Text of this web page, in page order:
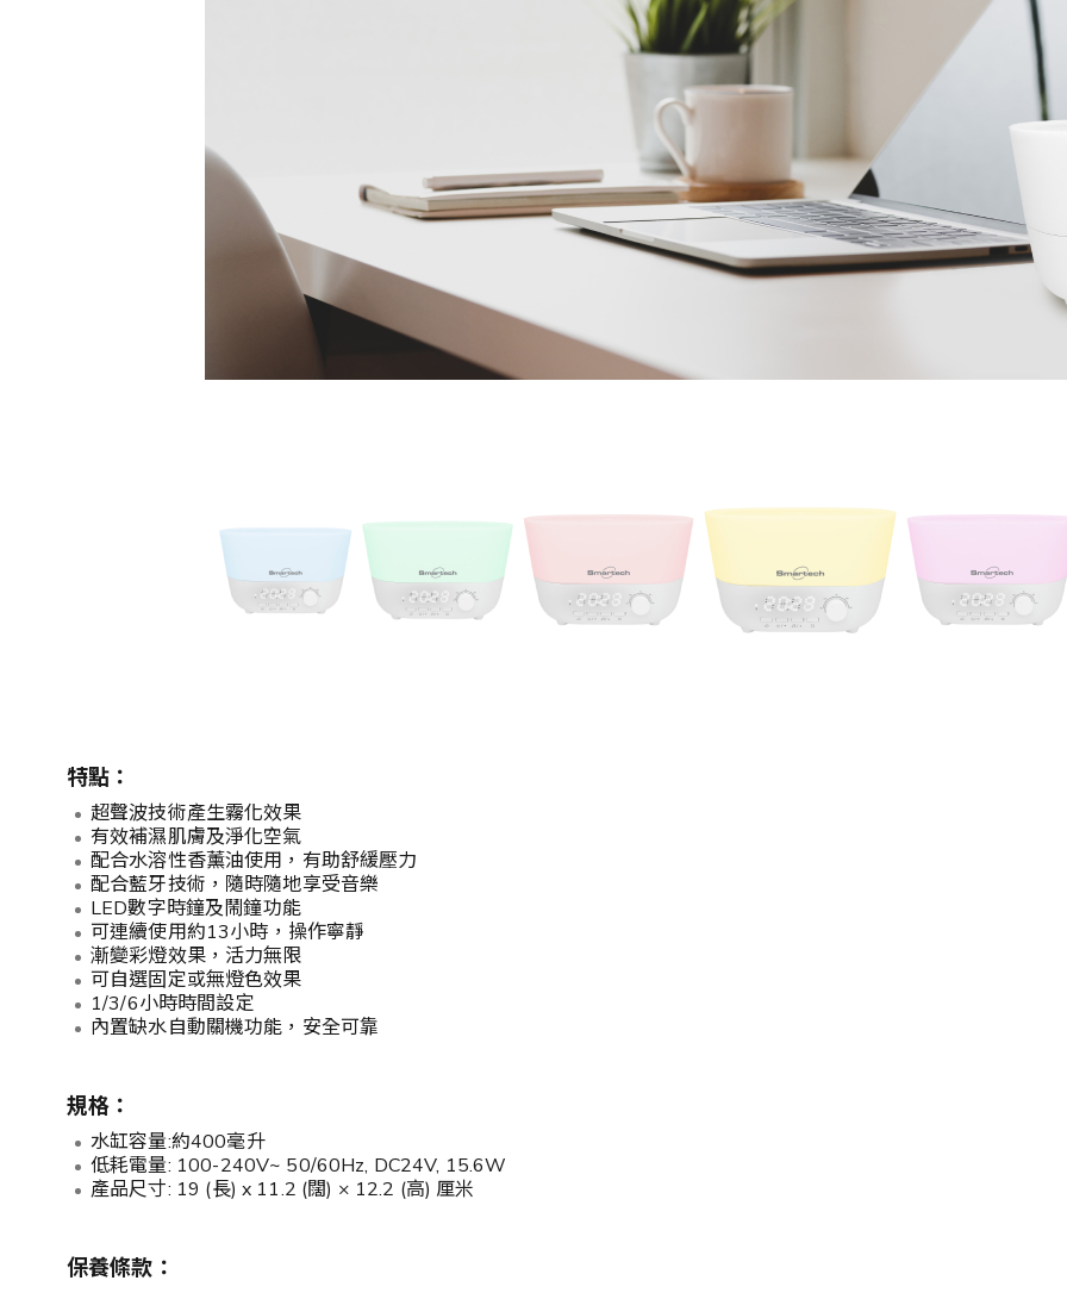
特點：
超聲波技術產生霧化效果
有效補濕肌膚及淨化空氣
配合水溶性香薰油使用，有助舒緩壓力
配合藍牙技術，隨時隨地享受音樂
LED數字時鐘及鬧鐘功能
可連續使用約13小時，操作寧靜
漸變彩燈效果，活力無限
可自選固定或無燈色效果
1/3/6小時時間設定
內置缺水自動關機功能，安全可靠
規格：
水缸容量:約400毫升
低耗電量: 100-240V~ 50/60Hz, DC24V, 15.6W
產品尺寸: 19 (長) x 11.2 (闊) × 12.2 (高) 厘米
保養條款：